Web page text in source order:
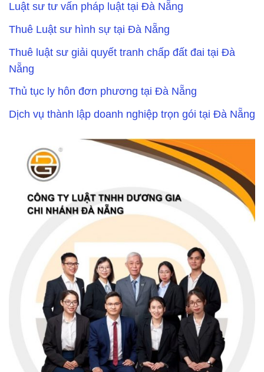
Luật sư tư vấn pháp luật tại Đà Nẵng
Thuê Luật sư hình sự tại Đà Nẵng
Thuê luật sư giải quyết tranh chấp đất đai tại Đà
Nẵng
Thủ tục ly hôn đơn phương tại Đà Nẵng
Dịch vụ thành lập doanh nghiệp trọn gói tại Đà Nẵng